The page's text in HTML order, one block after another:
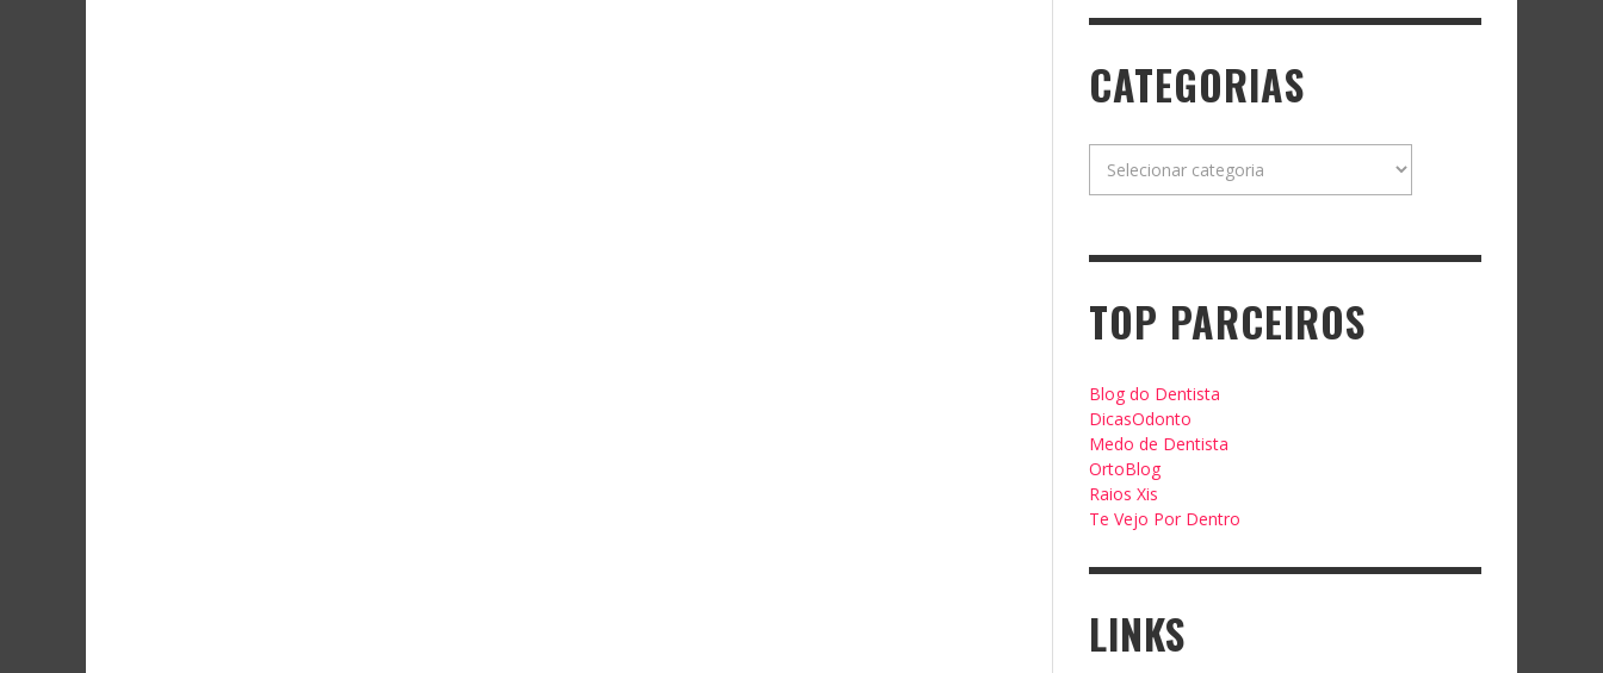
CATEGORIAS
TOP PARCEIROS
Blog do Dentista
DicasOdonto
Medo de Dentista
OrtoBlog
Raios Xis
Te Vejo Por Dentro
LINKS